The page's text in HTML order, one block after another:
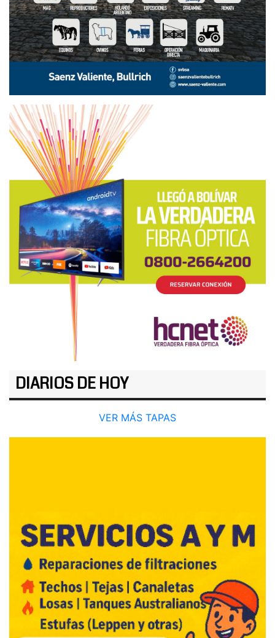
DIARIOS DE HOY
VER MÁS TAPAS